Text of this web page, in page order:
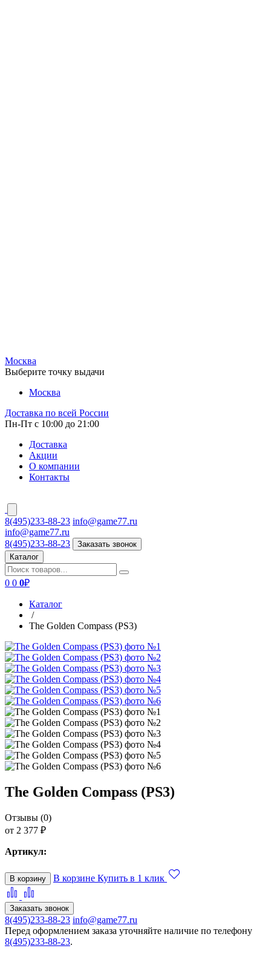
Москва
Выберите точку выдачи
Москва
Доставка по всей России
Пн-Пт с 10:00 до 21:00
Доставка
Акции
О компании
Контакты
8(495)233-88-23 info@game77.ru
info@game77.ru
8(495)233-88-23
Заказать звонок
Каталог
0 0 0₽
Каталог
/
The Golden Compass (PS3)
The Golden Compass (PS3)
Отзывы (0)
от 2 377 ₽
Артикул:
В корзину В корзине Купить в 1 клик
Заказать звонок
8(495)233-88-23 info@game77.ru
Перед оформлением заказа уточняйте наличие по телефону
8(495)233-88-23.